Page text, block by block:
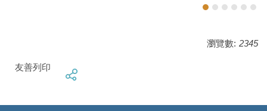
瀏覽數: 2345
友善列印